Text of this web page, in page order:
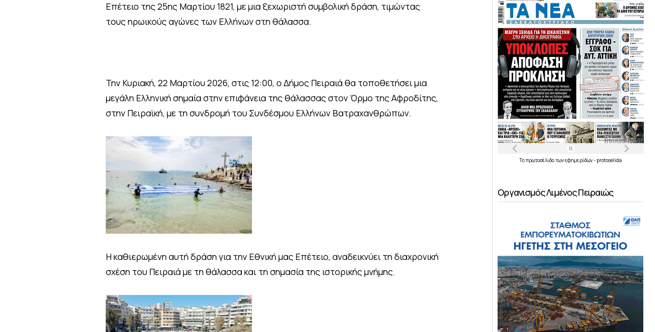
Επέτειο της 25ης Μαρτίου 1821, με μια ξεχωριστή συμβολική δράση, τιμώντας
τους ηρωικούς αγώνες των Ελλήνων στη θάλασσα.
Την Κυριακή, 22 Μαρτίου 2026, στις 12:00, ο Δήμος Πειραιά θα τοποθετήσει μια
μεγάλη Ελληνική σημαία στην επιφάνεια της θάλασσας στον Όρμο της Αφροδίτης,
στην Πειραϊκή, με τη συνδρομή του Συνδέσμου Ελλήνων Βατραχανθρώπων.
Η καθιερωμένη αυτή δράση για την Εθνική μας Επέτειο, αναδεικνύει τη διαχρονική
σχέση του Πειραιά με τη θάλασσα και τη σημασία της ιστορικής μνήμης.
Τα πρωτοσέλιδα τωνεφημερίδων- protoselida
Οργανισμός Λιμένος Πειραιώς